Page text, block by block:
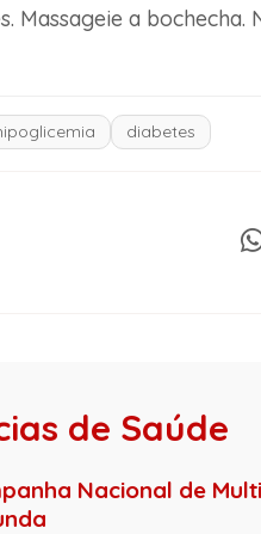
Massageie a
diabetes
de Saúde
Nacional de